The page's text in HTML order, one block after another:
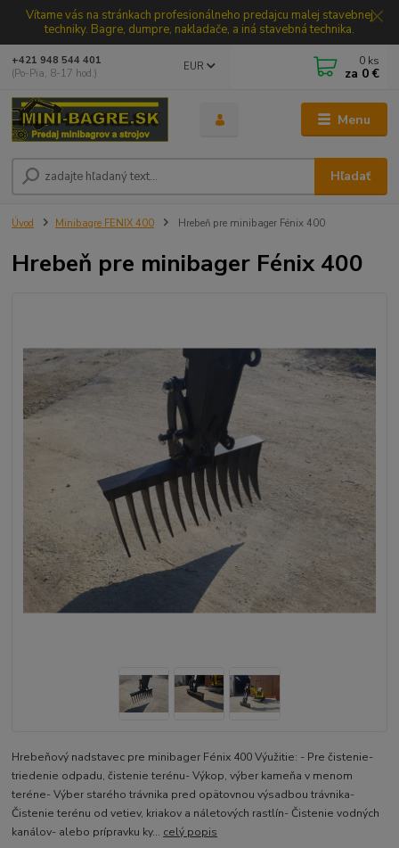
Vítame vás na stránkach profesionálneho predajcu malej stavebnej
techniky. Bagre, dumpre, nakladače, a iná stavebná technika.
Menu
EUR
Hľadať
+421 948 544 401
(Po-Pia, 8-17 hod.)
0 ks
za 0 €
Úvod Minibagre FENIX 400 Hrebeň pre minibager Fénix 400
Hrebeň pre minibager Fénix 400
Hrebeňový nadstavec pre minibager Fénix 400 Výužitie: - Pre čistenie-
triedenie odpadu, čistenie terénu- Výkop, výber kameňa v menom
teréne- Výber starého trávnika pred opätovnou výsadbou trávnika-
Čistenie terénu od vetiev, kriakov a náletových rastlín- Čistenie vodných
kanálov- alebo prípravku ky... celý popis